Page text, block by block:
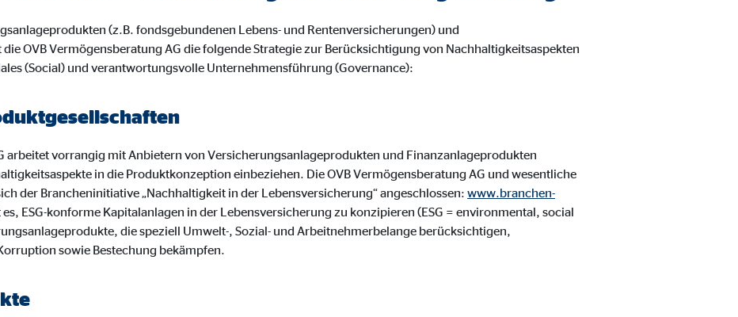
(z.B. fondsgebundenen Lebens- und Rentenversicherungen) und
OVB Vermögensberatung AG die folgende Strategie zur Berücksichtigung von Nachhaltigkeitsaspekten
(Social) und verantwortungsvolle Unternehmensführung (Governance):
arbeitet vorrangig mit Anbietern von Versicherungsanlageprodukten und Finanzanlageprodukten
in die Produktkonzeption einbeziehen. Die OVB Vermögensberatung AG und wesentliche
der Brancheninitiative „Nachhaltigkeit in der Lebensversicherung“ angeschlossen: www.branchen-
ESG-konforme Kapitalanlagen in der Lebensversicherung zu konzipieren (ESG = environmental, social
die speziell Umwelt-, Sozial- und Arbeitnehmerbelange berücksichtigen,
sowie Bestechung bekämpfen.
24 Monate